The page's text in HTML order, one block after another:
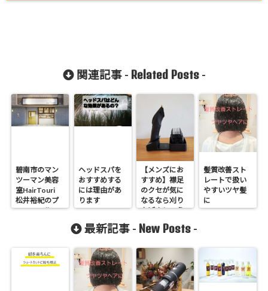
関連記事 - Related Posts-
碧南市のマン
ツーマン美容
室HairTouri
松井裕紀のプ
ロフィール
ヘッドスパを
おすすめする
には理由があ
ります
【メンズにお
すすめ】襟足
のクセが気に
なるなら刈り
上げましょう
髪質改善スト
レートで扱い
やすいツヤ髪
に
最新記事 - New Posts -